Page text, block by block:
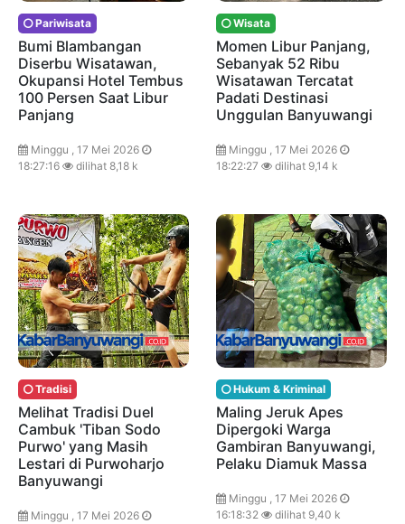
Pariwisata
Bumi Blambangan
Diserbu Wisatawan,
Okupansi Hotel Tembus
100 Persen Saat Libur
Panjang
Minggu , 17 Mei 2026
18:27:16
dilihat 8,18 k
Wisata
Momen Libur Panjang,
Sebanyak 52 Ribu
Wisatawan Tercatat
Padati Destinasi
Unggulan Banyuwangi
Minggu , 17 Mei 2026
18:22:27
dilihat 9,14 k
Tradisi
Melihat Tradisi Duel
Cambuk 'Tiban Sodo
Purwo' yang Masih
Lestari di Purwoharjo
Banyuwangi
Minggu , 17 Mei 2026
Hukum & Kriminal
Maling Jeruk Apes
Dipergoki Warga
Gambiran Banyuwangi,
Pelaku Diamuk Massa
Minggu , 17 Mei 2026
16:18:32
dilihat 9,40 k